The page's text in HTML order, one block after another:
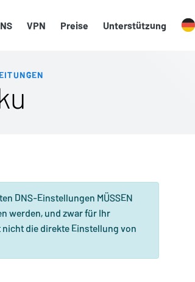
VPN Preise Unterstützung
DNS-Einstellungen MÜSSEN
werden, und zwar für Ihr
die direkte Einstellung von